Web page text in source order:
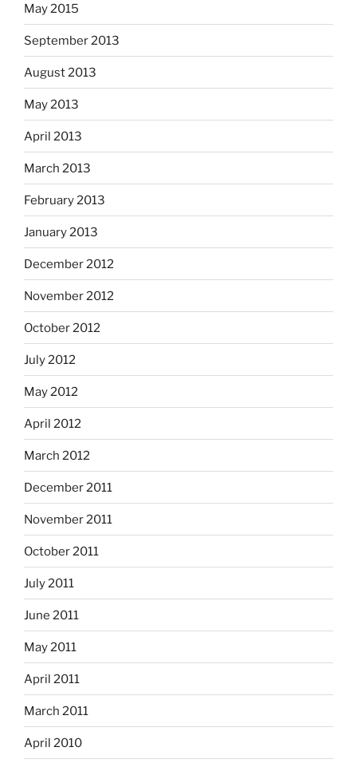
May 2015
September 2013
August 2013
May 2013
April 2013
March 2013
February 2013
January 2013
December 2012
November 2012
October 2012
July 2012
May 2012
April 2012
March 2012
December 2011
November 2011
October 2011
July 2011
June 2011
May 2011
April 2011
March 2011
April 2010